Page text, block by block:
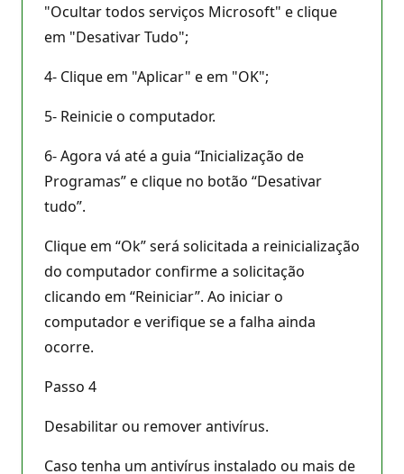
"Ocultar todos serviços Microsoft" e clique
em "Desativar Tudo";
4- Clique em "Aplicar" e em "OK";
5- Reinicie o computador.
6- Agora vá até a guia “Inicialização de
Programas” e clique no botão “Desativar
tudo”.
Clique em “Ok” será solicitada a reinicialização
do computador confirme a solicitação
clicando em “Reiniciar”. Ao iniciar o
computador e verifique se a falha ainda
ocorre.
Passo 4
Desabilitar ou remover antivírus.
Caso tenha um antivírus instalado ou mais de